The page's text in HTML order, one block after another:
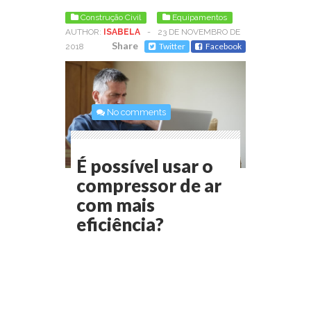
Construção Civil
Equipamentos
AUTHOR: ISABELA -
23 DE NOVEMBRO DE
2018
Share Twitter Facebook
No comments
É possível usar o
compressor de ar
com mais
eficiência?